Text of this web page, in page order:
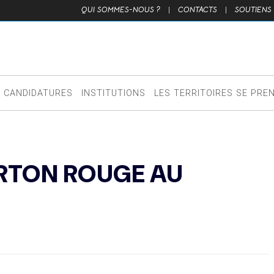
QUI SOMMES-NOUS ? | CONTACTS | SOUTIENS
CANDIDATURES INSTITUTIONS LES TERRITOIRES SE
ROUGE AU